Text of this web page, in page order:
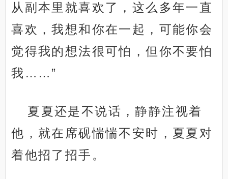
从副本里就喜欢了，这么多年一直
喜欢，我想和你在一起，可能你会
觉得我的想法很可怕，但你不要怕
我……”
夏夏还是不说话，静静注视着
他，就在席砚惴惴不安时，夏夏对
着他招了招手。